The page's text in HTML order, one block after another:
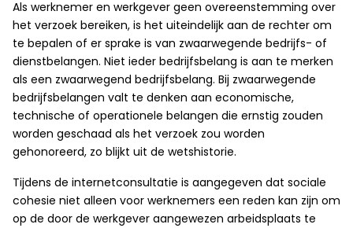
Als werknemer en werkgever geen overeenstemming over
het verzoek bereiken, is het uiteindelijk aan de rechter om
te bepalen of er sprake is van zwaarwegende bedrijfs- of
dienstbelangen. Niet ieder bedrijfsbelang is aan te merken
als een zwaarwegend bedrijfsbelang. Bij zwaarwegende
bedrijfsbelangen valt te denken aan economische,
technische of operationele belangen die ernstig zouden
worden geschaad als het verzoek zou worden
gehonoreerd, zo blijkt uit de wetshistorie.
Tijdens de internetconsultatie is aangegeven dat sociale
cohesie niet alleen voor werknemers een reden kan zijn om
op de door de werkgever aangewezen arbeidsplaats te